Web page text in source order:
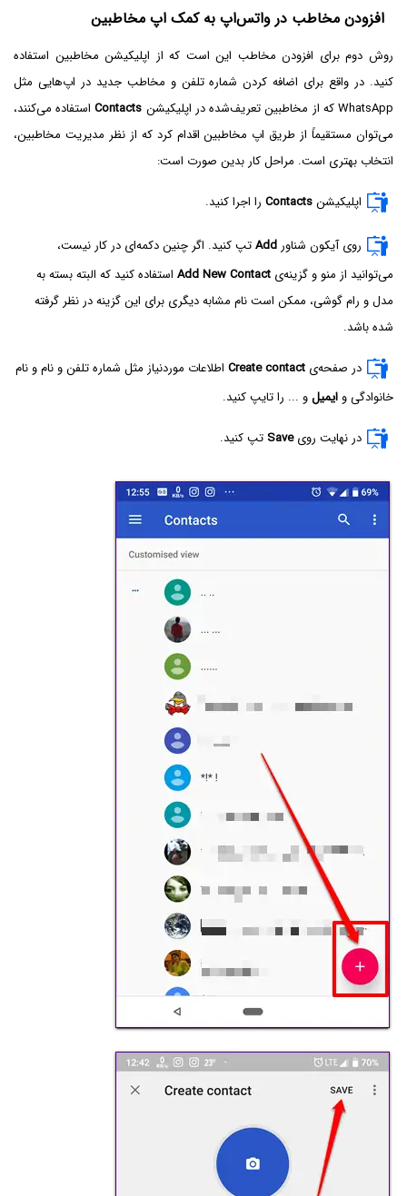
افزودن مخاطب در واتس‌اپ به کمک اپ مخاطبین
روش دوم برای افزودن مخاطب این است که از اپلیکیشن مخاطبین استفاده
کنید. در واقع برای اضافه کردن شماره تلفن و مخاطب جدید در اپ‌هایی مثل
WhatsApp که از مخاطبین تعریف‌شده در اپلیکیشن
Contactsاستفاده می‌کنند،
می‌توان مستقیماً از طریق اپ مخاطبین اقدام کرد که از نظر مدیریت مخاطبین،
انتخاب بهتری است. مراحل کار بدین صورت است:
اپلیکیشنContacts را اجرا کنید.
روی آیکون شناور Addتپ کنید. اگر چنین دکمه‌ای در کار نیست،
می‌توانید از منو و گزینه‌ی Add New Contact استفاده کنید که البته بسته به
مدل و رام گوشی، ممکن است نام مشابه دیگری برای این گزینه در نظر گرفته
شده باشد.
در صفحه‌ی Create contact اطلاعات موردنیاز مثل شماره تلفن و نام و نام
خانوادگی و ایمیلو ... را تایپ کنید.
در نهایت رویSave تپ کنید.